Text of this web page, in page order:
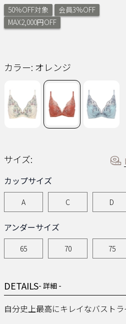
DETAILS- 詳細 -
自分史上最高にキレイなバストラ
50％OFF対象
会員3%OFF
MAX2,000円OFF
カラー: オレンジ
サイズ:
カップサイズ
A C D
アンダーサイズ
65 70 75